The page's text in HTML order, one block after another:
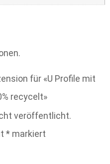
für «U Profile mit
recycelt»
veröffentlicht.
* markiert